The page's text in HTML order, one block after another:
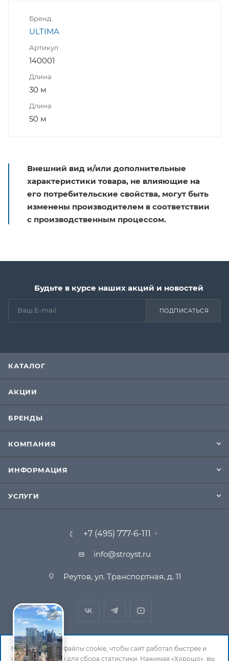
Бренд
ULTIMA
Артикул
140001
Длина
30 м
Длина
50 м
Внешний вид и/или дополнительные
характеристики товара, не влияющие на
его потребительские свойства, могут быть
изменены производителем в соответствии
с производственным процессом.
Будьте в курсе наших акций и новостей
ПОДПИСАТЬСЯ
КАТАЛОГ
АКЦИИ
БРЕНДЫ
КОМПАНИЯ
ИНФОРМАЦИЯ
УСЛУГИ
+7 (495) 777-6-111
info@stroyst.ru
Реутов, ул. Транспортная, д. 11
Мы используем файлы cookie, чтобы сайт работал быстрее и
удобнее, а также для сбора статистики. Нажимая «Хорошо», вы